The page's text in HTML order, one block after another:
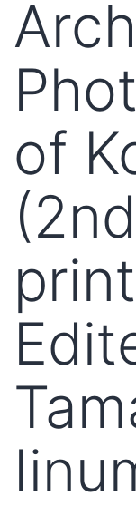
of
(2nd